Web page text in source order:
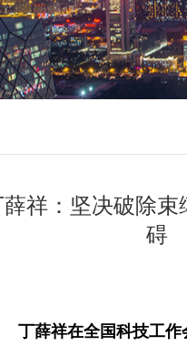
祥：坚决破除
碍
丁薛祥在全国科技工